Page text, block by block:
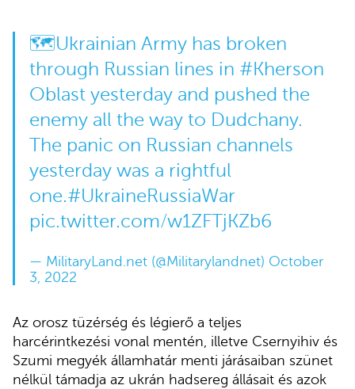
🗺️Ukrainian Army has broken
through Russian lines in #Kherson
Oblast yesterday and pushed the
enemy all the way to Dudchany.
The panic on Russian channels
yesterday was a rightful
one.#UkraineRussiaWar
pic.twitter.com/w1ZFTjKZb6
— MilitaryLand.net (@Militarylandnet) October
3, 2022
Az orosz tüzérség és légierő a teljes
harcérintkezési vonal mentén, illetve Csernyihiv és
Szumi megyék államhatár menti járásaiban szünet
nélkül támadja az ukrán hadsereg állásait és azok